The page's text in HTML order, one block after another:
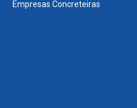
Empresas Concreteiras